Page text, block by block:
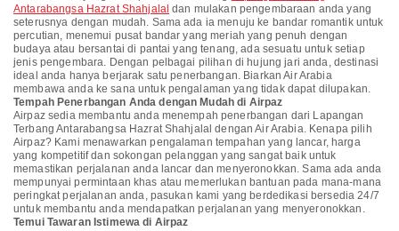
Antarabangsa Hazrat Shahjalal dan mulakan pengembaraan anda yang
seterusnya dengan mudah. Sama ada ia menuju ke bandar romantik untuk
percutian, menemui pusat bandar yang meriah yang penuh dengan
budaya atau bersantai di pantai yang tenang, ada sesuatu untuk setiap
jenis pengembara. Dengan pelbagai pilihan di hujung jari anda, destinasi
ideal anda hanya berjarak satu penerbangan. Biarkan Air Arabia
membawa anda ke sana untuk pengalaman yang tidak dapat dilupakan.
Tempah Penerbangan Anda dengan Mudah di Airpaz
Airpaz sedia membantu anda menempah penerbangan dari Lapangan
Terbang Antarabangsa Hazrat Shahjalal dengan Air Arabia. Kenapa pilih
Airpaz? Kami menawarkan pengalaman tempahan yang lancar, harga
yang kompetitif dan sokongan pelanggan yang sangat baik untuk
memastikan perjalanan anda lancar dan menyeronokkan. Sama ada anda
mempunyai permintaan khas atau memerlukan bantuan pada mana-mana
peringkat perjalanan anda, pasukan kami yang berdedikasi bersedia 24/7
untuk membantu anda mendapatkan perjalanan yang menyeronokkan.
Temui Tawaran Istimewa di Airpaz